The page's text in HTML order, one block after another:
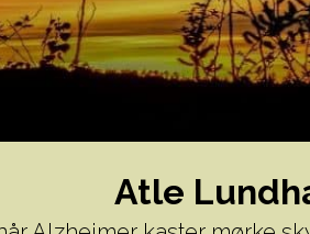
Atle